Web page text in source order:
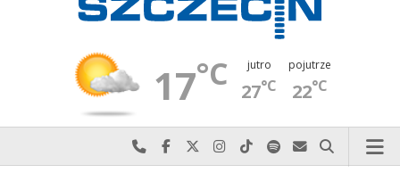
17°C jutro
27°C
pojutrze
22°C
Najlepiej po prostu do nas zadzwoń
Odwiedź nas na Facebook-u
Odwiedź nas na X
Odwiedź nas na Instagram-ie
Odwiedź nas na TikTok-u
Szukaj nas na Spotify
Wyślij do nas
Szukaj